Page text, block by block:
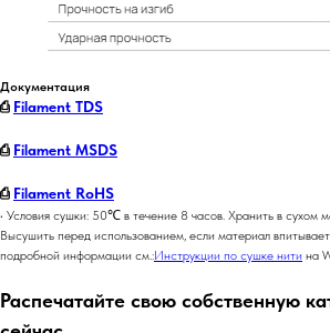
Документация
⎙ Filament TDS
⎙ Filament MSDS
⎙ Filament RoHS
• Условия сушки: 50℃ в течение 8 часов. Хранить в сухом
Высушить перед использованием, если материал
подробной информации см.:Инструкции по сушке нити на
Распечатайте свою собственную